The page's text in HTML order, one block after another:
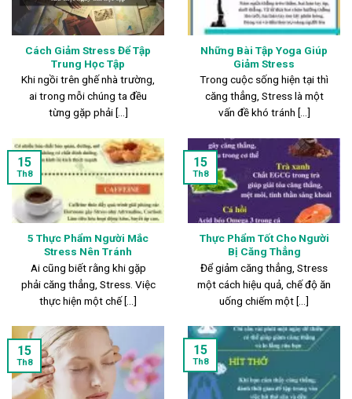
Cách Giảm Stress Để Tập
Trung Học Tập
Khi ngồi trên ghế nhà trường,
ai trong mỗi chúng ta đều
từng gặp phải [...]
Những Bài Tập Yoga Giúp
Giảm Stress
Trong cuộc sống hiện tại thì
căng thẳng, Stress là một
vấn đề khó tránh [...]
5 Thực Phẩm Người Mắc
Stress Nên Tránh
Ai cũng biết rằng khi gặp
phải căng thẳng, Stress. Việc
thực hiện một chế [...]
15
Th8
Thực Phẩm Tốt Cho Người
Bị Căng Thẳng
Để giảm căng thẳng, Stress
một cách hiệu quả, chế độ ăn
uống chiếm một [...]
15
Th8
15
Th8
15
Th8